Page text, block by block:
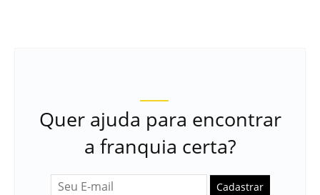
Quer ajuda para encontrar
a franquia certa?
Cadastrar